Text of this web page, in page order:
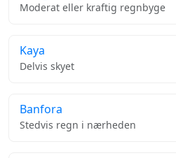
Moderat eller kraftig regnbyge
Kaya
Delvis skyet
Banfora
Stedvis regn i nærheden